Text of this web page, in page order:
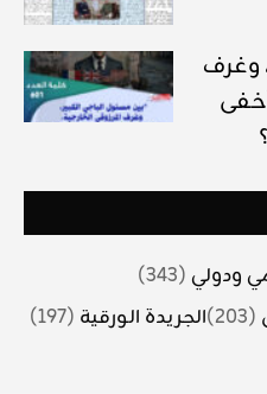
وغرف
ودولي (343)
(203) الجريدة الورقية (197)